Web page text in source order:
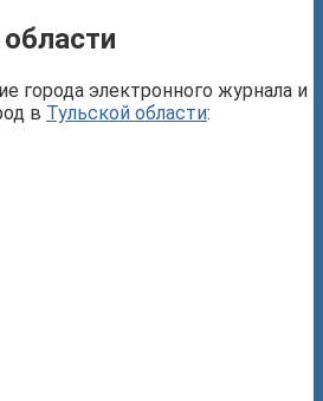
города электронного журнала и
в Тульской области: